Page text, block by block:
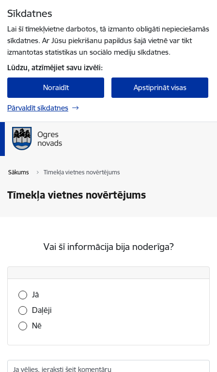
Sīkdatnes
Lai šī tīmekļvietne darbotos, tā izmanto obligāti nepieciešamās
sīkdatnes. Ar Jūsu piekrišanu papildus šajā vietnē var tikt
izmantotas statistikas un sociālo mediju sīkdatnes.
Lūdzu, atzīmējiet savu izvēli:
Noraidīt Apstiprināt visas
Pārvaldīt sīkdatnes
Sākums Tīmekļa vietnes novērtējums
Tīmekļa vietnes novērtējums
Vai šī informācija bija noderīga?
Vai šī informācija bija noderīga?
Jā
Daļēji
Nē
Ja vēlies, ieraksti šeit komentāru